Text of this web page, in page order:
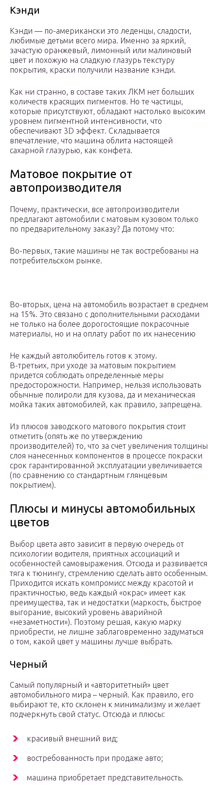
Кэнди
Кэнди — по-американски это леденцы, сладости,
любимые детьми всего мира. Именно за яркий,
зачастую оранжевый, лимонный или малиновый
цвет и похожую на сладкую глазурь текстуру
покрытия, краски получили название кэнди.
Как ни странно, в составе таких ЛКМ нет больших
количеств красящих пигментов. Но те частицы,
которые присутствуют, обладают настолько высоким
уровнем пигментной интенсивности, что
обеспечивают 3D эффект. Складывается
впечатление, что машина облита настоящей
сахарной глазурью, как конфета.
Матовое покрытие от
автопроизводителя
Почему, практически, все автопроизводители
предлагают автомобили с матовым кузовом только
по предварительному заказу? Да потому что:
Во-первых, такие машины не так востребованы на
потребительском рынке.
Во-вторых, цена на автомобиль возрастает в среднем
на 15%. Это связано с дополнительными расходами
не только на более дорогостоящие покрасочные
материалы, но и на оплату работ по их нанесению
Не каждый автолюбитель готов к этому.
В-третьих, при уходе за матовым покрытием
придется соблюдать определенные меры
предосторожности. Например, нельзя использовать
обычные полироли для кузова, да и механическая
мойка таких автомобилей, как правило, запрещена.
Из плюсов заводского матового покрытия стоит
отметить (опять же по утверждению
производителей) то, что за счет увеличения толщины
слоя нанесенных компонентов в процессе покраски
срок гарантированной эксплуатации увеличивается
(по сравнению со стандартным глянцевым
покрытием).
Плюсы и минусы автомобильных
цветов
Выбор цвета авто зависит в первую очередь от
психологии водителя, приятных ассоциаций и
особенностей самовыражения. Отсюда и развивается
тяга к тюнингу, стремлению сделать авто особенным.
Приходится искать компромисс между красотой и
практичностью, ведь каждый «окрас» имеет как
преимущества, так и недостатки (маркость, быстрое
выгорание, высокий уровень аварийной
«незаметности»). Поэтому решая, какую марку
приобрести, не лишне заблаговременно задуматься
о том, какой цвет у машины лучше выбрать.
Черный
Самый популярный и «авторитетный» цвет
автомобильного мира – черный. Как правило, его
выбирают те, кто склонен к минимализму и желает
подчеркнуть свой статус. Отсюда и плюсы:
красивый внешний вид;
востребованность при продаже авто;
машина приобретает представительность.